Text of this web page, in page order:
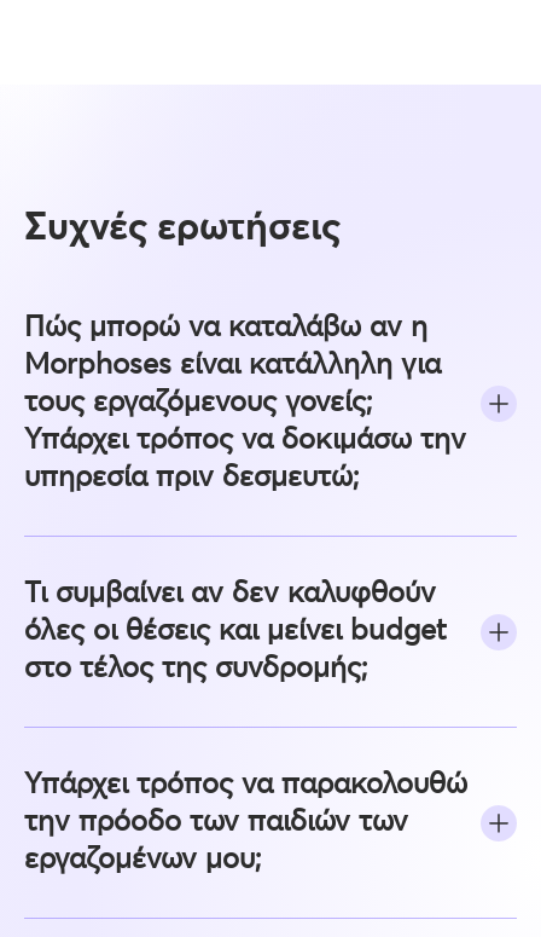
Συχνές ερωτήσεις
Πώς μπορώ να καταλάβω αν η
Morphoses είναι κατάλληλη για
τους εργαζόμενους γονείς;
Υπάρχει τρόπος να δοκιμάσω την
υπηρεσία πριν δεσμευτώ;
Τι συμβαίνει αν δεν καλυφθούν
όλες οι θέσεις και μείνει budget
στο τέλος της συνδρομής;
Υπάρχει τρόπος να παρακολουθώ
την πρόοδο των παιδιών των
εργαζομένων μου;